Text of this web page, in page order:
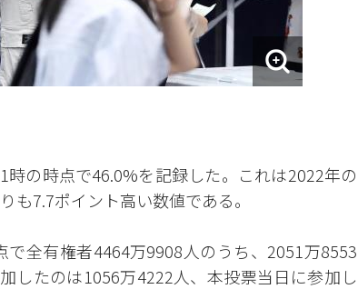
の時点で46.0%を記録した。これは2022年の
も7.7ポイント高い数値である。
全有権者4464万9908人のうち、2051万8553
したのは1056万4222人、本投票当日に参加し